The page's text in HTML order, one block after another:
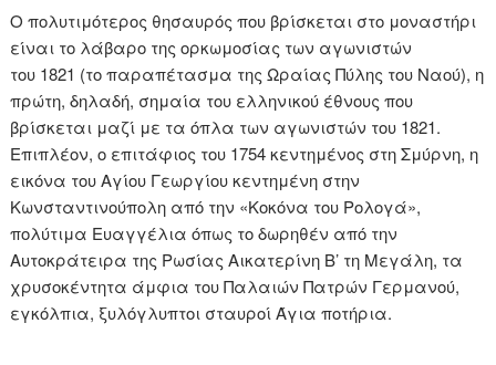
Ο πολυτιμότερος θησαυρός που βρίσκεται στο μοναστήρι
είναι το λάβαρο της ορκωμοσίας των αγωνιστών
του 1821 (το παραπέτασμα της Ωραίας Πύλης του Ναού), η
πρώτη, δηλαδή, σημαία του ελληνικού έθνους που
βρίσκεται μαζί με τα όπλα των αγωνιστών του 1821.
Επιπλέον, ο επιτάφιος του 1754 κεντημένος στη Σμύρνη, η
εικόνα του Αγίου Γεωργίου κεντημένη στην
Κωνσταντινούπολη από την «Κοκόνα του Ρολογά»,
πολύτιμα Ευαγγέλια όπως το δωρηθέν από την
Αυτοκράτειρα της Ρωσίας Αικατερίνη Β’ τη Μεγάλη, τα
χρυσοκέντητα άμφια του Παλαιών Πατρών Γερμανού,
εγκόλπια, ξυλόγλυπτοι σταυροί Άγια ποτήρια.